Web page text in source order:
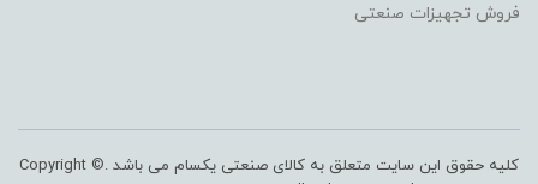
فروش تجهیزات صنعتی
کلیه حقوق این سایت متعلق به کالای صنعتی یکسام می باشد .Copyright ©